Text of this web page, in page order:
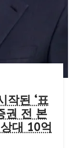
작된 ‘표
권 전 본
대 10억